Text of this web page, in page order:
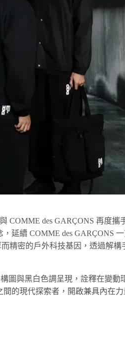
COMME des GARÇONS 再度攜
延續 COMME des GARÇONS
精密的戶外科技基因，透過解構
圖與黑白色調呈現，詮釋在變動
的現代探索者，開啟兼具內在